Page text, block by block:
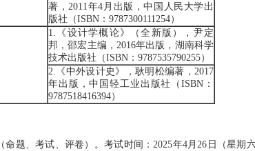
著，2011年4月出版，中国人民大学出
版社（ISBN：9787300111254）
1.《设计学概论》（全新版），尹定
邦，邵宏主编，2016年出版，湖南科学
技术出版社（ISBN：9787535790255）
2.《中外设计史》，耿明松编著，2017
年出版，中国轻工业出版社（ISBN：
9787518416394）
、考试、评卷）。考试时间：2025年4月26日（星期